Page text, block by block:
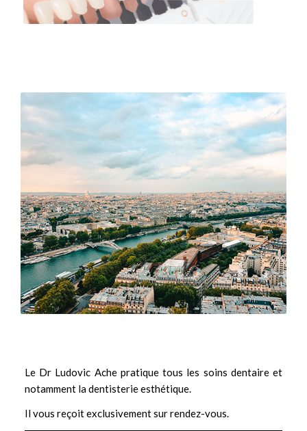
Le Dr Ludovic Ache pratique tous les soins dentaire et
notamment ladentisterie esthétique.
Il vous reçoit exclusivement sur rendez-vous.